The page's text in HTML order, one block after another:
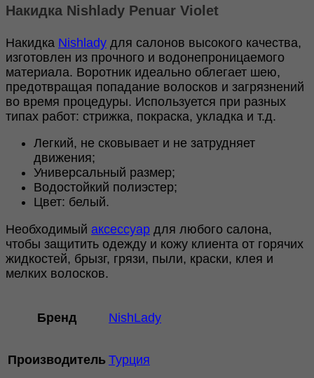
Накидка Nishlady Penuar Violet
Накидка Nishlady для салонов высокого качества,
изготовлен из прочного и водонепроницаемого
материала. Воротник идеально облегает шею,
предотвращая попадание волосков и загрязнений
во время процедуры. Используется при разных
типах работ: стрижка, покраска, укладка и т.д.
Легкий, не сковывает и не затрудняет
движения;
Универсальный размер;
Водостойкий полиэстер;
Цвет: белый.
Необходимый аксессуар для любого салона,
чтобы защитить одежду и кожу клиента от горячих
жидкостей, брызг, грязи, пыли, краски, клея и
мелких волосков.
Бренд NishLady
Производитель Турция